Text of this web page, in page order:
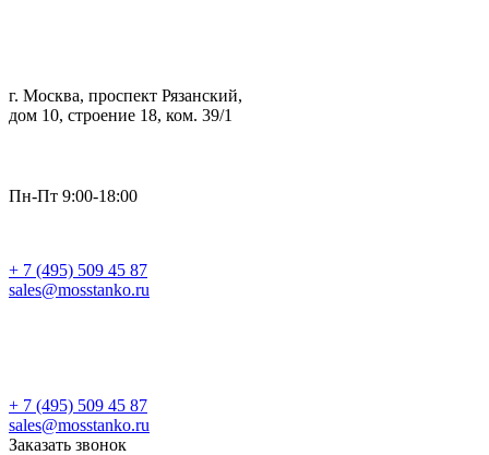
г. Москва, проспект Рязанский,
дом 10, строение 18, ком. 39/1
Пн-Пт 9:00-18:00
+ 7 (495) 509 45 87
sales@mosstanko.ru
+ 7 (495) 509 45 87
sales@mosstanko.ru
Заказать звонок